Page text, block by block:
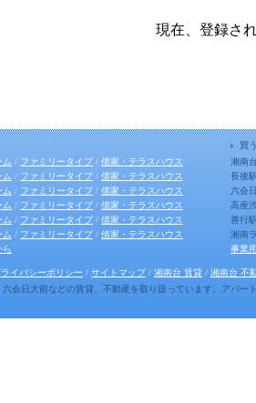
現在、登録さ
ム / ファミリータイプ/ 借家・テラスハウス
ム / ファミリータイプ/ 借家・テラスハウス
ム / ファミリータイプ/ 借家・テラスハウス
ム / ファミリータイプ/ 借家・テラスハウス
ム / ファミリータイプ/ 借家・テラスハウス
ム / ファミリータイプ/ 借家・テラスハウス
ら
買
湘南
長後
六会
高座
善行
湘南
事業
ライバシーポリシー / サイトマップ/ 湘南台 賃貸 / 湘南台 不
会日大前などの賃貸、不動産を取り扱っています。アパ